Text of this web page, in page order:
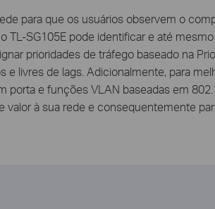
para que os usuários observem o
TL-SG105E pode identificar e até
prioridades de tráfego baseado na
e livres de lags. Adicionalmente, para
porta e funções VLAN baseadas em
à sua rede e consequentemente